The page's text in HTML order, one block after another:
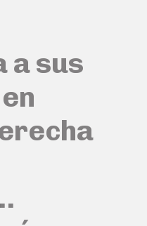
a sus